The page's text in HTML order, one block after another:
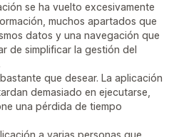
se ha vuelto excesivamente
muchos apartados que
datos y una navegación que
de simplificar la gestión del
que desear. La aplicación
demasiado en ejecutarse,
una pérdida de tiempo